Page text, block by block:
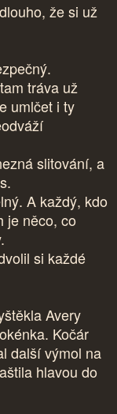
že si už
tráva už
umlčet i ty
slitování, a
A každý, kdo
je něco, co
si každé
Avery
Kočár
další výmol na
hlavou do